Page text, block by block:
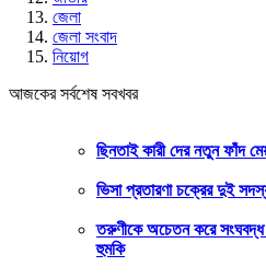
জেলা
জেলা সংবাদ
নিয়োগ
আজকের সর্বশেষ সবখবর
ছিনতাই কারী দের নতুন ফাঁদ
ভিসা প্রতারণা চক্রের দুই
তরুণীকে অচেতন করে সংঘবদ্ধ
হুমকি